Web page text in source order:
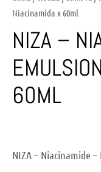
Niacinamida x 60ml
NIZA –
60ML
NIZA – Niacinamide